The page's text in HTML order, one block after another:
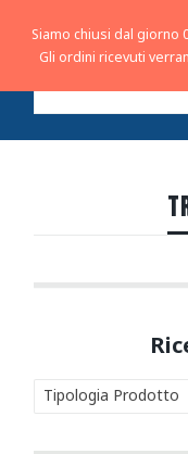
Tipologia Prodotto
Siamo chiusi dal giorno
Gli ordini ricevuti